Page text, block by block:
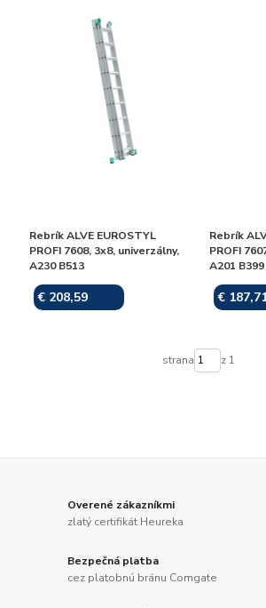
Rebrík ALVE EUROSTYL
PROFI 7608, 3x8, univerzálny,
A230 B513
€ 208,59
Rebrík
PROFI
A201 B399
€
strana z 1
Overené zákazníkmi
zlatý certifikát Heureka
Bezpečná platba
cez platobnú bránu Comgate